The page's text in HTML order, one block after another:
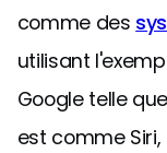
comme des
utilisant
Google telle
est comme